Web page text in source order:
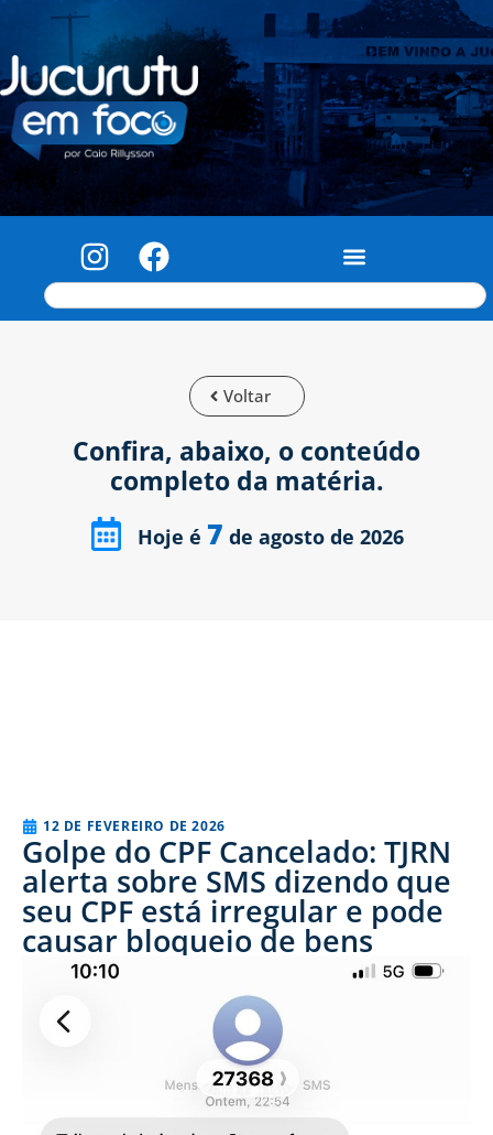
Voltar
Confira, abaixo, o conteúdo
completo da matéria.
Hoje é 7 de agosto de 2026
12 DE FEVEREIRO DE 2026
Golpe do CPF Cancelado: TJRN
alerta sobre SMS dizendo que
seu CPF está irregular e pode
causar bloqueio de bens